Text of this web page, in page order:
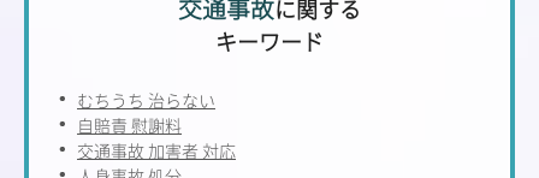
交通事故に関する
キーワード
むちうち 治らない
自賠責 慰謝料
交通事故 加害者 対応